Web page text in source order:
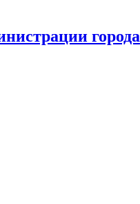
города